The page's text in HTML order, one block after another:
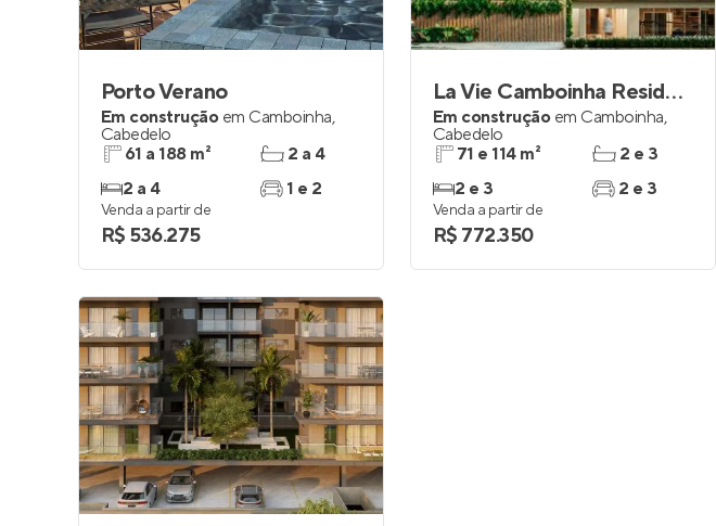
Entrar no Apto
Porto Verano
Em construção em Camboinha,
Cabedelo
61 a 188 m²
2 a 4
2 a 4
1 e 2
Venda a partir de
R$ 536.275
La Vie Camboinha Residence
Em construção em Camboinha,
Cabedelo
71 e 114 m²
2 e 3
2 e 3
2 e 3
Venda a partir de
R$ 772.350